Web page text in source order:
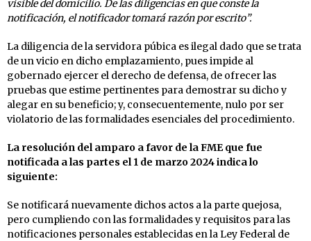
visible del domicilio. De las diligencias en que conste la
notificación, el notificador tomará razón por escrito”.
La diligencia de la servidora púbica es ilegal dado que se trata
de un vicio en dicho emplazamiento, pues impide al
gobernado ejercer el derecho de defensa, de ofrecer las
pruebas que estime pertinentes para demostrar su dicho y
alegar en su beneficio; y, consecuentemente, nulo por ser
violatorio de las formalidades esenciales del procedimiento.
La resolución del amparo a favor de la FME que fue
notificada a las partes el 1 de marzo 2024 indica lo
siguiente:
Se notificará nuevamente dichos actos a la parte quejosa,
pero cumpliendo con las formalidades y requisitos para las
notificaciones personales establecidas en la Ley Federal de